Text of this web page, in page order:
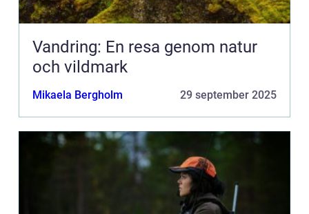
Vandring: En resa genom natur
och vildmark
Mikaela Bergholm 29 september 2025